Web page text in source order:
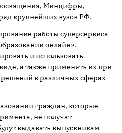
Минцифры,
крупнейших вузов РФ.
работы суперсервиса
онлайн».
и использовать
а также применять их при
в различных сферах
граждан, которые
не получат
выдавать выпускникам